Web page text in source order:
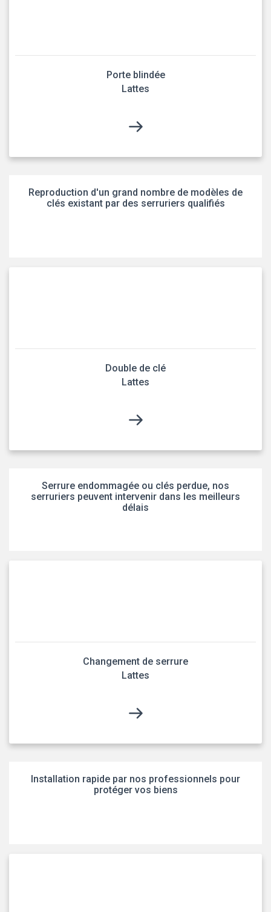
Porte blindée
Lattes
Reproduction d'un grand nombre de modèles de
clés existant par des serruriers qualifiés
Double de clé
Lattes
Serrure endommagée ou clés perdue, nos
serruriers peuvent intervenir dans les meilleurs
délais
Changement de serrure
Lattes
Installation rapide par nos professionnels pour
protéger vos biens